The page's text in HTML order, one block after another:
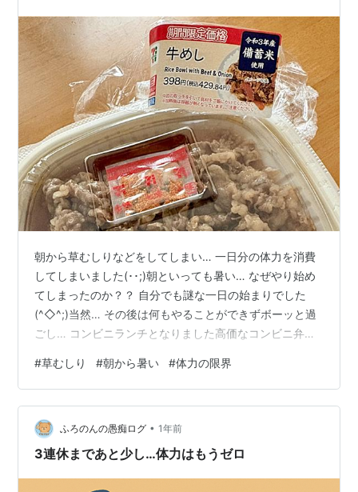
朝から草むしりなどをしてしまい… 一日分の体力を消費
してしまいました(･･;)朝といっても暑い… なぜやり始め
てしまったのか？？ 自分でも謎な一日の始まりでした
(^◇^;)当然… その後は何もやることができずボーッと過
ごし… コンビニランチとなりました高価なコンビニ弁
買うことができましたこれなら吉野家さんより安い
(^◇^;) そして美味しいですね(^^)備蓄米に感謝です
(^◇^;) 酷暑が続きますので皆さまもお大事にお過ごしく
だいね …体力の過信は厳禁です(^◇^;)今日もお付き合い
いただきありがとうございました(^^)
#草むしり #朝から暑い #体力の限界
ふろのんの愚痴ログ • 1年前
3連休まであと少し…体力はもうゼロ